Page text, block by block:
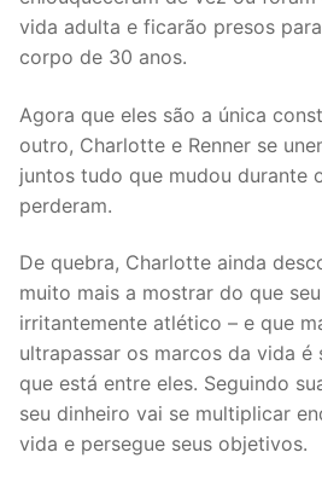
vida adulta e ficarão presos
corpo de 30 anos.
Agora que eles são a única
outro, Charlotte e Renner se
juntos tudo que mudou durante
perderam.
De quebra, Charlotte ainda
muito mais a mostrar do que
irritantemente atlético – e que
ultrapassar os marcos da vida é
que está entre eles. Seguindo
seu dinheiro vai se multiplicar
vida e persegue seus objetivos.